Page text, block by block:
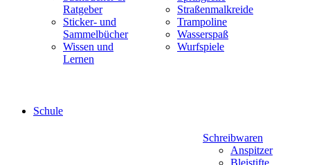
Ratgeber
Sticker- und
Sammelbücher
Wissen und
Lernen
Straßenmalkreide
Trampoline
Wasserspaß
Wurfspiele
Schule
Schreibwaren
Anspitzer
Bleistifte